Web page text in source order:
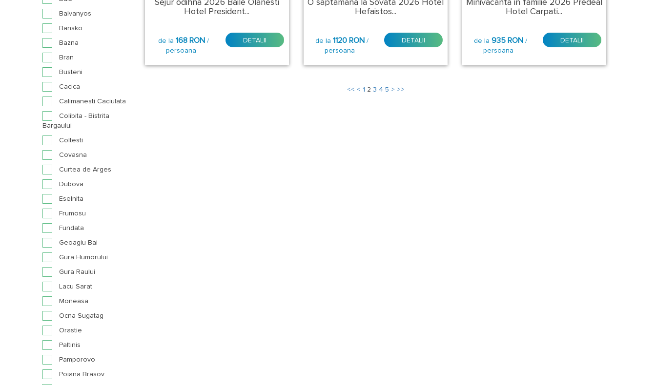
Balvanyos
Bansko
Bazna
Bran
Busteni
Cacica
Calimanesti Caciulata
Colibita - Bistrita
Bargaului
Coltesti
Covasna
Curtea de Arges
Dubova
Eselnita
Frumosu
Fundata
Geoagiu Bai
Gura Humorului
Gura Raului
Lacu Sarat
Moneasa
Ocna Sugatag
Orastie
Paltinis
Pamporovo
Poiana Brasov
Sejur odihna 2026 Baile Olanesti
Hotel President...
de la 168 RON /
persoana
DETALII
O saptamana la Sovata 2026 Hotel
Hefaistos...
de la1120 RON /
persoana
DETALII
Minivacanta in familie 2026 Predeal
Hotel Carpati...
de la935 RON /
persoana
DETALII
<< < 1 2 3 4 5 > >>